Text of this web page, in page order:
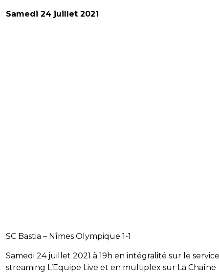
Samedi 24 juillet 2021
SC Bastia – Nîmes Olympique 1-1
Samedi 24 juillet 2021 à 19h en intégralité sur le
streaming L’Equipe Live et en multiplex sur La Chaîne